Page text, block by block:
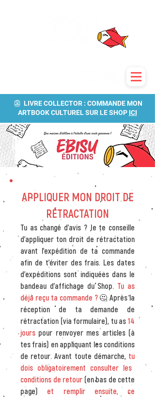
👺 LIVRE COLLECTOR : COMMANDE MON
ARTBOOK CULTUREL SUR LE SHOP ICI
APPLIQUER MON DROIT DE
RÉTRACTATION
Tu as changé d'avis ? Je te conseille
d'appliquer ton droit de rétractation
avant l'expédition de ta commande
afin de t'éviter des frais. Les dates
d'expéditions sont indiquées dans le
bandeau d'affichage du Shop.
Tu as
déjà reçu ta commande ?🤔 Après la
réception de ta demande de
rétractation (via formulaire), tu as 14
jours pour renvoyer mes articles (à
tes frais) en appliquant les conditions
de retour. Avant toute démarche, tu
dois obligatoirement consulter les
conditions de retour (en bas de cette
page) et remplir ensuite, ce